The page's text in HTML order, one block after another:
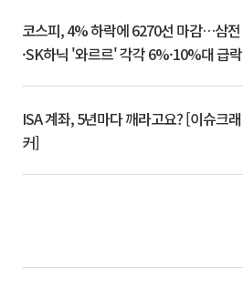
코스피, 4% 하락에 6270선 마감…삼전
·SK하닉 '와르르' 각각 6%·10%대 급락
ISA 계좌, 5년마다 깨라고요? [이슈크래
커]